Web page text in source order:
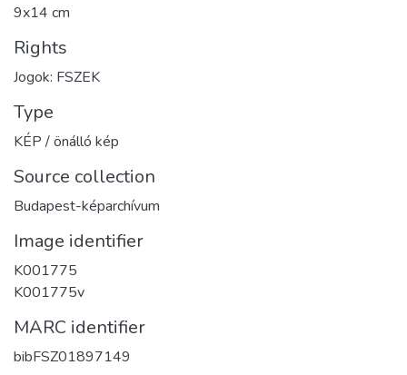
9x14 cm
Rights
Jogok: FSZEK
Type
KÉP / önálló kép
Source collection
Budapest-képarchívum
Image identifier
K001775
K001775v
MARC identifier
bibFSZ01897149